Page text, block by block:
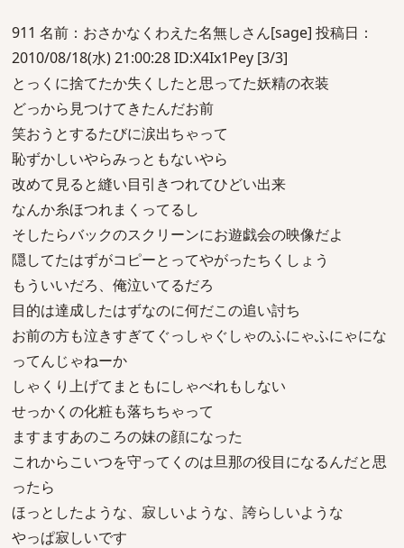
911 名前：おさかなくわえた名無しさん[sage] 投稿日：
2010/08/18(水) 21:00:28 ID:X4Ix1Pey [3/3]
とっくに捨てたか失くしたと思ってた妖精の衣装
どっから見つけてきたんだお前
笑おうとするたびに涙出ちゃって
恥ずかしいやらみっともないやら
改めて見ると縫い目引きつれてひどい出来
なんか糸ほつれまくってるし
そしたらバックのスクリーンにお遊戯会の映像だよ
隠してたはずがコピーとってやがったちくしょう
もういいだろ、俺泣いてるだろ
目的は達成したはずなのに何だこの追い討ち
お前の方も泣きすぎてぐっしゃぐしゃのふにゃふにゃにな
ってんじゃねーか
しゃくり上げてまともにしゃべれもしない
せっかくの化粧も落ちちゃって
ますますあのころの妹の顔になった
これからこいつを守ってくのは旦那の役目になるんだと思
ったら
ほっとしたような、寂しいような、誇らしいような
やっぱ寂しいです